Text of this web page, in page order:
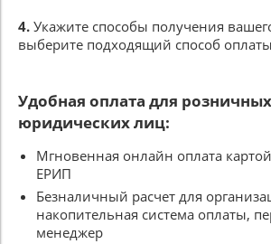
4. Укажите способы получения
выберите подходящий способ оплаты
Удобная оплата для
юридических лиц:
Мгновенная онлайн оплата
ЕРИП
Безналичный расчет для
накопительная система оплаты,
менеджер